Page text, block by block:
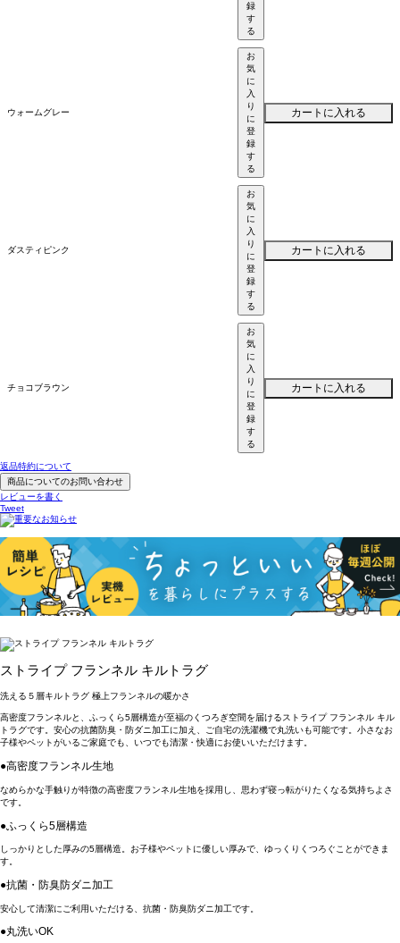
録
す
る
ウォームグレー
お
気
に
入
り
に
登
録
す
る
カートに入れる
ダスティピンク
お
気
に
入
り
に
登
録
す
る
カートに入れる
チョコブラウン
お
気
に
入
り
に
登
録
す
る
カートに入れる
返品特約について
商品についてのお問い合わせ
レビューを書く
Tweet
ストライプ フランネル キルトラグ
洗える５層キルトラグ 極上フランネルの暖かさ
高密度フランネルと、ふっくら5層構造が至福のくつろぎ空間を届けるストライプ フランネル キル
トラグです。安心の抗菌防臭・防ダニ加工に加え、ご自宅の洗濯機で丸洗いも可能です。小さなお
子様やペットがいるご家庭でも、いつでも清潔・快適にお使いいただけます。
●高密度フランネル生地
なめらかな手触りが特徴の高密度フランネル生地を採用し、思わず寝っ転がりたくなる気持ちよさ
です。
●ふっくら5層構造
しっかりとした厚みの5層構造。お子様やペットに優しい厚みで、ゆっくりくつろぐことができま
す。
●抗菌・防臭防ダニ加工
安心して清潔にご利用いただける、抗菌・防臭防ダニ加工です。
●丸洗いOK